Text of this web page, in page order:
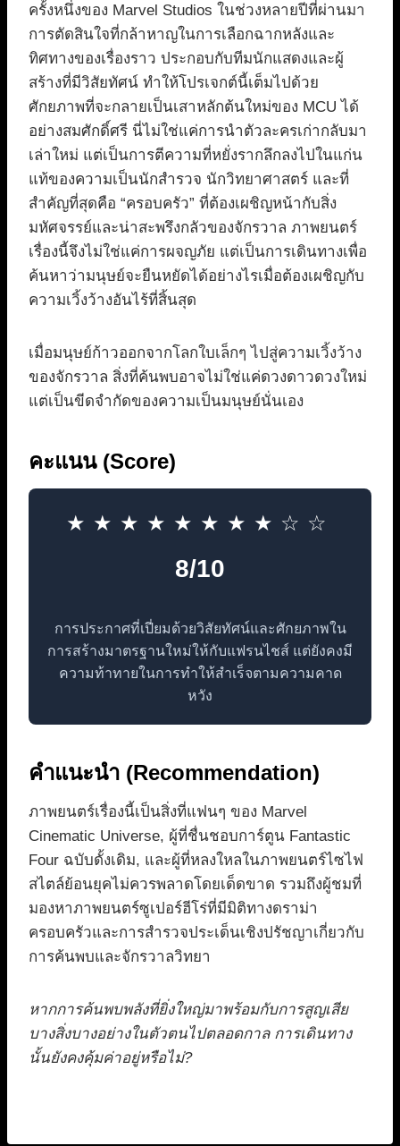
ครั้งหนึ่งของ Marvel Studios ในช่วงหลายปีที่ผ่านมา
การตัดสินใจที่กล้าหาญในการเลือกฉากหลังและ
ทิศทางของเรื่องราว ประกอบกับทีมนักแสดงและผู้
สร้างที่มีวิสัยทัศน์ ทำให้โปรเจกต์นี้เต็มไปด้วย
ศักยภาพที่จะกลายเป็นเสาหลักต้นใหม่ของ MCU ได้
อย่างสมศักดิ์ศรี นี่ไม่ใช่แค่การนำตัวละครเก่ากลับมา
เล่าใหม่ แต่เป็นการตีความที่หยั่งรากลึกลงไปในแก่น
แท้ของความเป็นนักสำรวจ นักวิทยาศาสตร์ และที่
สำคัญที่สุดคือ “ครอบครัว” ที่ต้องเผชิญหน้ากับสิ่ง
มหัศจรรย์และน่าสะพรึงกลัวของจักรวาล ภาพยนตร์
เรื่องนี้จึงไม่ใช่แค่การผจญภัย แต่เป็นการเดินทางเพื่อ
ค้นหาว่ามนุษย์จะยืนหยัดได้อย่างไรเมื่อต้องเผชิญกับ
ความเวิ้งว้างอันไร้ที่สิ้นสุด
เมื่อมนุษย์ก้าวออกจากโลกใบเล็กๆ ไปสู่ความเวิ้งว้าง
ของจักรวาล สิ่งที่ค้นพบอาจไม่ใช่แค่ดวงดาวดวงใหม่
แต่เป็นขีดจำกัดของความเป็นมนุษย์นั่นเอง
คะแนน (Score)
★★★★★★★★☆☆
8/10
การประกาศที่เปี่ยมด้วยวิสัยทัศน์และศักยภาพใน
การสร้างมาตรฐานใหม่ให้กับแฟรนไชส์ แต่ยังคงมี
ความท้าทายในการทำให้สำเร็จตามความคาด
หวัง
คำแนะนำ (Recommendation)
ภาพยนตร์เรื่องนี้เป็นสิ่งที่แฟนๆ ของ Marvel
Cinematic Universe, ผู้ที่ชื่นชอบการ์ตูน Fantastic
Four ฉบับดั้งเดิม, และผู้ที่หลงใหลในภาพยนตร์ไซไฟ
สไตล์ย้อนยุคไม่ควรพลาดโดยเด็ดขาด รวมถึงผู้ชมที่
มองหาภาพยนตร์ซูเปอร์ฮีโร่ที่มีมิติทางดราม่า
ครอบครัวและการสำรวจประเด็นเชิงปรัชญาเกี่ยวกับ
การค้นพบและจักรวาลวิทยา
หากการค้นพบพลังที่ยิ่งใหญ่มาพร้อมกับการสูญเสีย
บางสิ่งบางอย่างในตัวตนไปตลอดกาล การเดินทาง
นั้นยังคงคุ้มค่าอยู่หรือไม่?